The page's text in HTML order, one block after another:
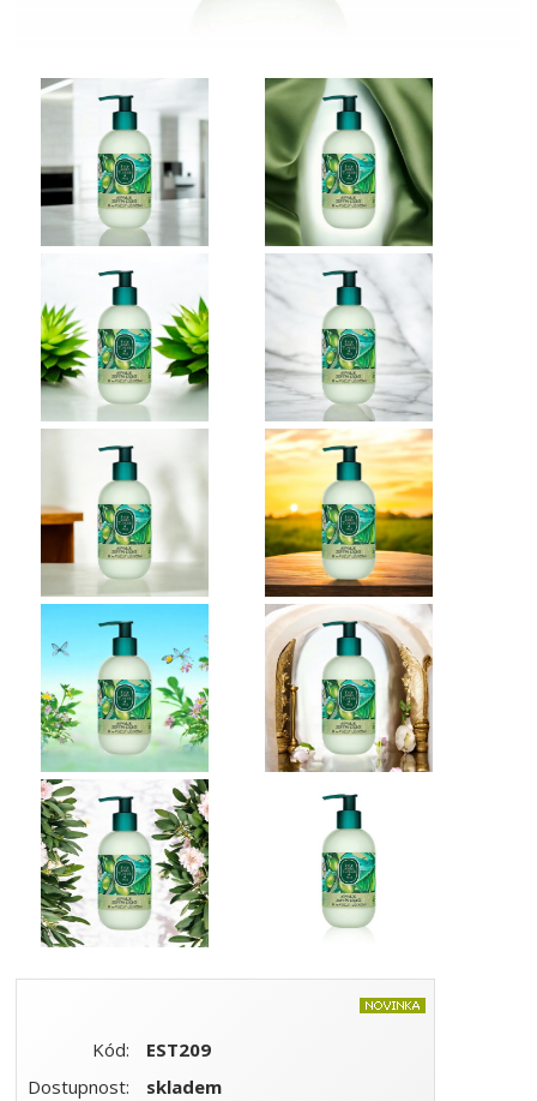
Kód:
EST209
Dostupnost:
skladem